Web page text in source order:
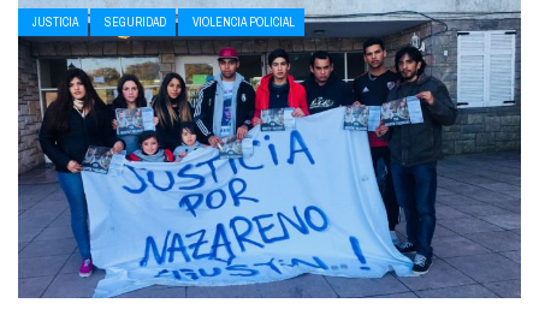
JUSTICIA SEGURIDAD VIOLENCIA POLICIAL